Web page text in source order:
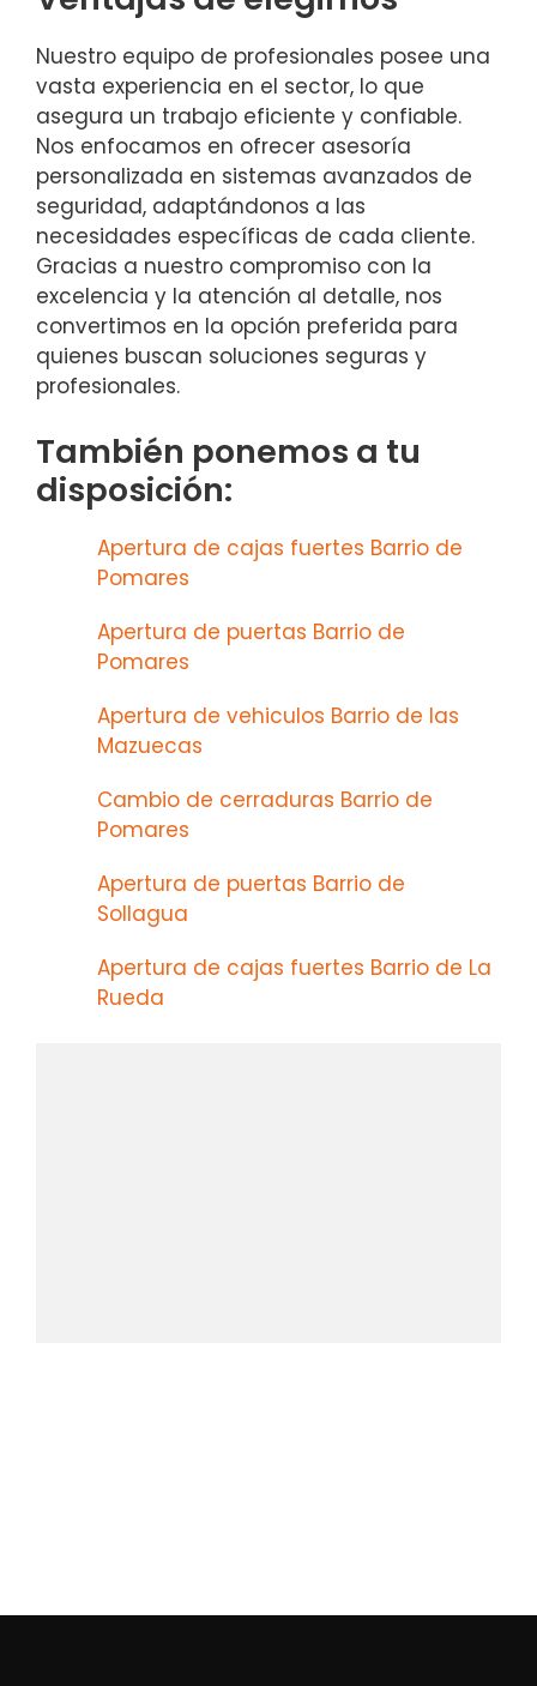
Nuestro equipo de profesionales posee una
vasta experiencia en el sector, lo que
asegura un trabajo eficiente y confiable.
Nos enfocamos en ofrecer asesoría
personalizada en sistemas avanzados de
seguridad, adaptándonos a las
necesidades específicas de cada cliente.
Gracias a nuestro compromiso con la
excelencia y la atención al detalle, nos
convertimos en la opción preferida para
quienes buscan soluciones seguras y
profesionales.
También ponemos a tu
disposición:
Apertura de cajas fuertes Barrio de
Pomares
Apertura de puertas Barrio de
Pomares
Apertura de vehiculos Barrio de las
Mazuecas
Cambio de cerraduras Barrio de
Pomares
Apertura de puertas Barrio de
Sollagua
Apertura de cajas fuertes Barrio de La
Rueda